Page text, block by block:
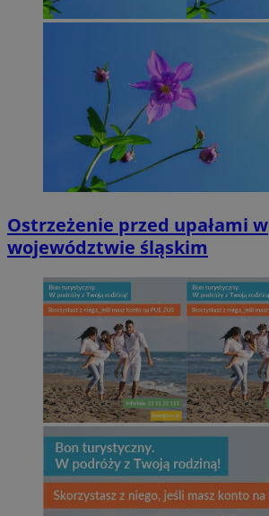
Ostrzeżenie przed upałami w
województwie śląskim